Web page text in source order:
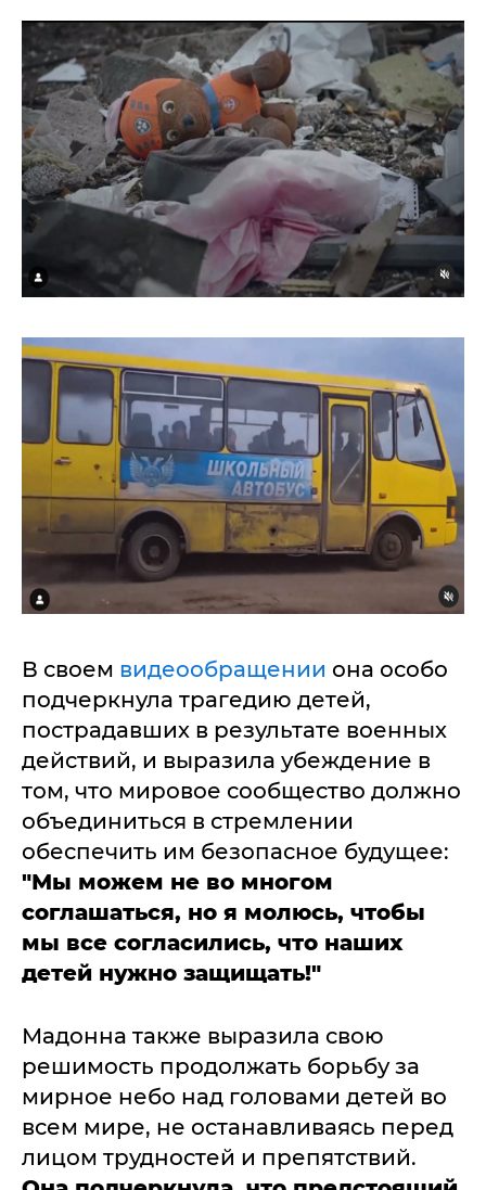
В своем видеообращении она особо
подчеркнула трагедию детей,
пострадавших в результате военных
действий, и выразила убеждение в
том, что мировое сообщество должно
объединиться в стремлении
обеспечить им безопасное будущее:
"Мы можем не во многом
соглашаться, но я молюсь, чтобы
мы все согласились, что наших
детей нужно защищать!"
Мадонна также выразила свою
решимость продолжать борьбу за
мирное небо над головами детей во
всем мире, не останавливаясь перед
лицом трудностей и препятствий.